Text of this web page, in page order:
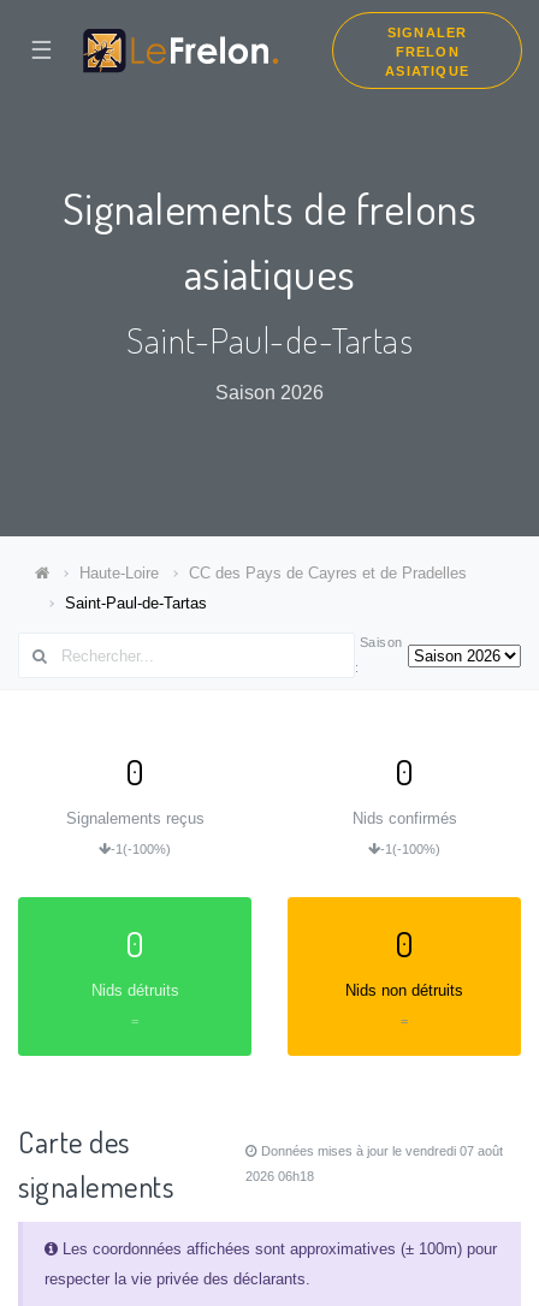
☰
SIGNALER
FRELON
ASIATIQUE
Signalements de frelons
asiatiques
Saint-Paul-de-Tartas
Saison 2026
Haute-Loire
CC des Pays de Cayres et de Pradelles
Saint-Paul-de-Tartas
Saison
:
0
Signalements reçus
-1(-100%)
0
Nids confirmés
-1(-100%)
0
Nids détruits
=
0
Nids non détruits
=
Carte des
signalements
Données mises à jour le vendredi 07 août
2026 06h18
Les coordonnées affichées sont approximatives (± 100m) pour
respecter la vie privée des déclarants.